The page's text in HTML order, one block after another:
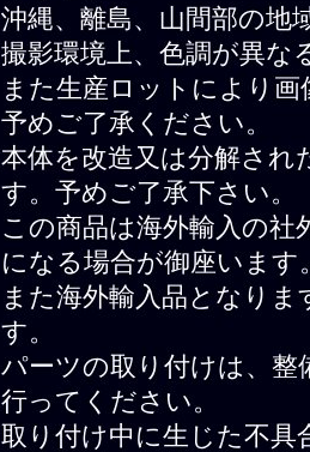
沖縄、離島、山間部の地
撮影環境上、色調が異な
また生産ロットにより
予めご了承ください。
本体を改造又は分解され
す。予めご了承下さい。
この商品は海外輸入の
になる場合が御座います
また海外輸入品となり
す。
パーツの取り付けは、整
行ってください。
取り付け中に生じた不具